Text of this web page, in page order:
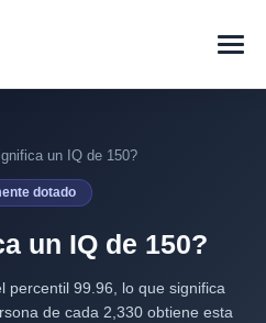
un IQ de 150?
dotado
un IQ de 150?
percentil 99.96, lo que significa
de cada 2,330 obtiene esta